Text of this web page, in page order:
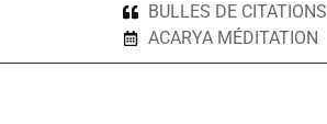
BULLES DE CITATIONS
ACARYA MÉDITATION